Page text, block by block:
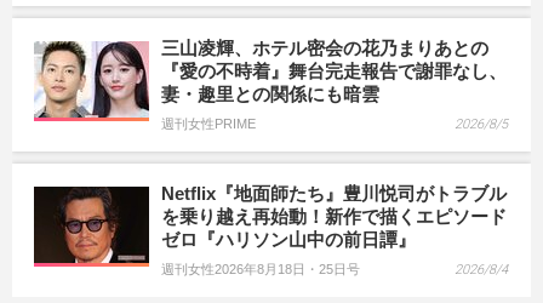
三山凌輝、ホテル密会の花乃まりあとの
『愛の不時着』舞台完走報告で謝罪なし、
妻・趣里との関係にも暗雲
週刊女性PRIME 2026/8/5
Netflix『地面師たち』豊川悦司がトラブル
を乗り越え再始動！新作で描くエピソード
ゼロ『ハリソン山中の前日譚』
週刊女性2026年8月18日・25日号 2026/8/4